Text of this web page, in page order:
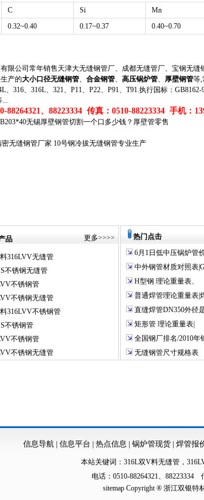
C Si Mn
0.32~0.40 0.17~0.37 0.40~0.70
公司常年销售天津大无缝钢管厂、成都无缝管厂、宝钢无缝
产的大小口径无缝钢管、 合金钢管、 高压锅炉管、 厚壁钢管等,
、316、316L、321、P11、P22、P91、T91.执行国标：
...
88264321、88223334 传真：0510-88223334 手机：
无锡厚壁钢管切割一个口多少钱？厚壁管零售
密无缝钢管厂家 10号钢冷拔无缝钢管专业生产
品 更多>>>>
316LVV无缝管
不锈钢无缝管
不锈钢管
不锈钢无缝管
316LVV不锈钢管
不锈钢管
不锈钢管
不锈钢无缝管
热门点击
6月1日低中压锅炉管
中外钢管材质对照表
H型钢 理论重量表、
普通焊管理论重量表|
直缝焊管DN350外径
矩形管 理论重量表|
全国钢厂排名/2010年
无缝钢管尺寸规格表
信息导航| 信息平台 | 热点信息 | 锅炉管现货 | 焊管报
本站关键词： 316L双V料无缝管 ，
电话：0510-88264321、88223334
sitemapCopyright ® 浙江双银特